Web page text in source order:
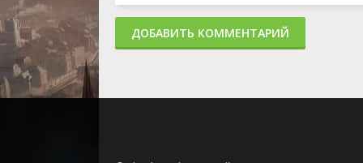
ДОБАВИТЬ КОММЕНТАРИЙ